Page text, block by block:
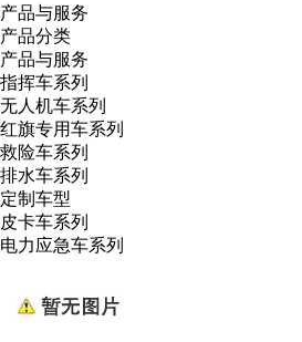
产品与服务
产品分类
产品与服务
指挥车系列
无人机车系列
红旗专用车系列
救险车系列
排水车系列
定制车型
皮卡车系列
电力应急车系列